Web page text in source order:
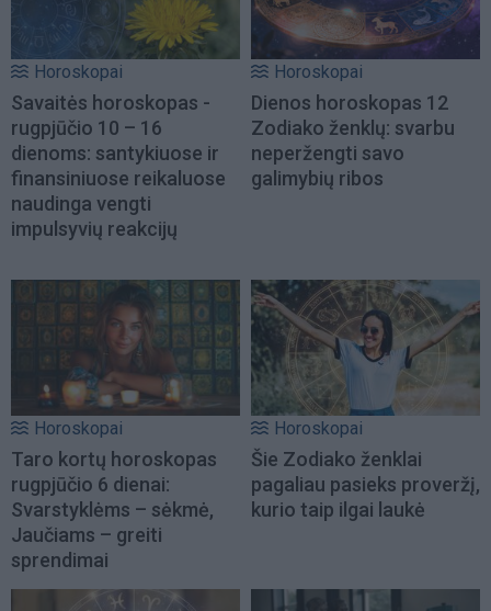
Horoskopai
Savaitės horoskopas -
rugpjūčio 10 – 16
dienoms: santykiuose ir
finansiniuose reikaluose
naudinga vengti
impulsyvių reakcijų
Horoskopai
Dienos horoskopas 12
Zodiako ženklų: svarbu
neperžengti savo
galimybių ribos
Horoskopai
Taro kortų horoskopas
rugpjūčio 6 dienai:
Svarstyklėms – sėkmė,
Jaučiams – greiti
sprendimai
Horoskopai
Šie Zodiako ženklai
pagaliau pasieks proveržį,
kurio taip ilgai laukė